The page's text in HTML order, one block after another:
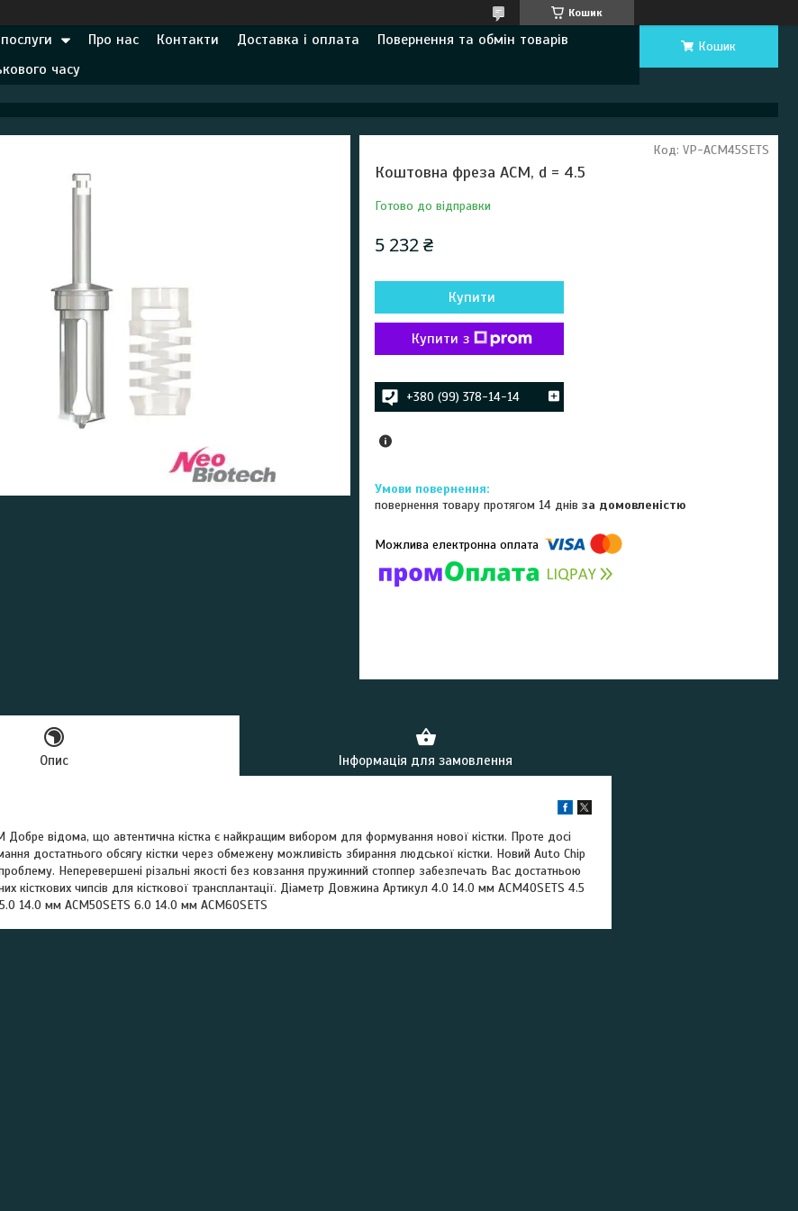
Кошик
Про нас Контакти Доставка і оплата
Повернення та обмін товарів
часу
Кошик
Коштовна фреза ACM, d = 4.5
Готово до відправки
Код: VP-ACM45SETS
5 232 ₴
Купити
Купити з
+380 (99) 378-14-14
повернення товару протягом 14 днівза домовленістю
Опис Інформація для замовлення
Добре відома, що автентична кістка є найкращим вибором для формування нової кістки. Проте досі
достатнього обсягу кістки через обмежену можливість збирання людської кістки. Новий Auto Chip
Неперевершені різальні якості без ковзання пружинний стоппер забезпечать Вас достатньою
кісткових чипсів для кісткової трансплантації. Діаметр Довжина Артикул 4.0 14.0 мм ACM40SETS 4.5
14.0 мм ACM50SETS 6.0 14.0 мм ACM60SETS